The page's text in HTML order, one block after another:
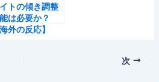
トの傾き調整
は必要か？
海外の反応】
次